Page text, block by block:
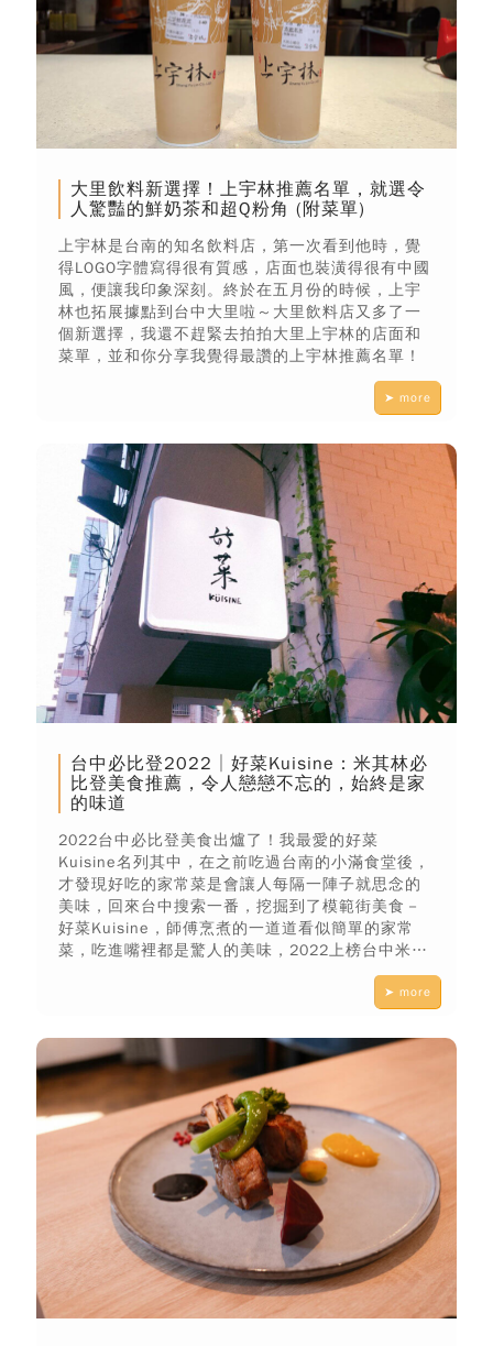
大里飲料新選擇！上宇林推薦名單，就選令
人驚豔的鮮奶茶和超Q粉角 (附菜單)
上宇林是台南的知名飲料店，第一次看到他時，覺
得LOGO字體寫得很有質感，店面也裝潢得很有中國
風，便讓我印象深刻。終於在五月份的時候，上宇
林也拓展據點到台中大里啦～大里飲料店又多了一
個新選擇，我還不趕緊去拍拍大里上宇林的店面和
菜單，並和你分享我覺得最讚的上宇林推薦名單！
➤ more
台中必比登2022│好菜Kuisine：米其林必
比登美食推薦，令人戀戀不忘的，始終是家
的味道
2022台中必比登美食出爐了！我最愛的好菜
Kuisine名列其中，在之前吃過台南的小滿食堂後，
才發現好吃的家常菜是會讓人每隔一陣子就思念的
美味，回來台中搜索一番，挖掘到了模範街美食－
好菜Kuisine，師傅烹煮的一道道看似簡單的家常
菜，吃進嘴裡都是驚人的美味，2022上榜台中米其
➤ more